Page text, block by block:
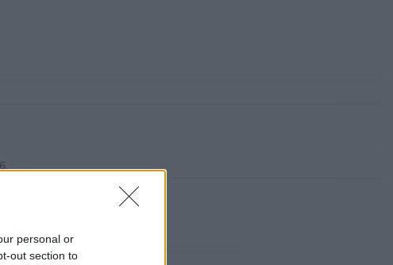
personal or
out section to
Darabanth Kft